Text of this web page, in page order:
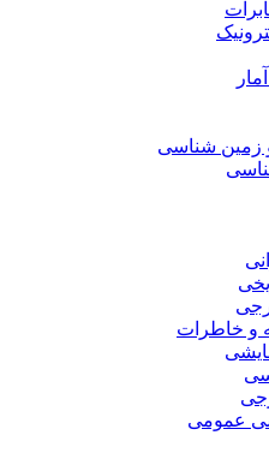
زمین شناسی
و خاطرات
عمومی